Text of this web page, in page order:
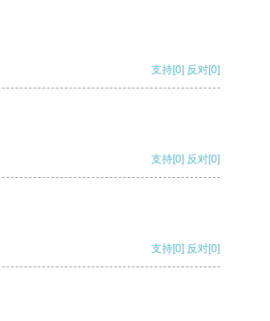
支持[0] 反对[0]
支持[0] 反对[0]
支持[0] 反对[0]